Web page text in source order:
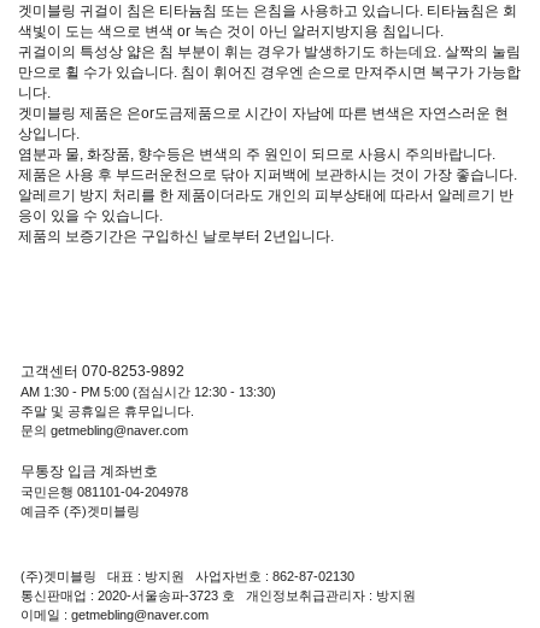
겟미블링 귀걸이 침은 티타늄침 또는 은침을 사용하고 있습니다. 티타늄침은 회
색빛이 도는 색으로 변색 or 녹슨 것이 아닌 알러지방지용 침입니다.
귀걸이의 특성상 얇은 침 부분이 휘는 경우가 발생하기도 하는데요. 살짝의 눌림
만으로 휠 수가 있습니다. 침이 휘어진 경우엔 손으로 만져주시면 복구가 가능합
니다.
겟미블링 제품은 은or도금제품으로 시간이 자남에 따른 변색은 자연스러운 현
상입니다.
염분과 물, 화장품, 향수등은 변색의 주 원인이 되므로 사용시 주의바랍니다.
제품은 사용 후 부드러운천으로 닦아 지퍼백에 보관하시는 것이 가장 좋습니다.
알레르기 방지 처리를 한 제품이더라도 개인의 피부상태에 따라서 알레르기 반
응이 있을 수 있습니다.
제품의 보증기간은 구입하신 날로부터 2년입니다.
고객센터 070-8253-9892
AM 1:30 - PM 5:00 (점심시간 12:30 - 13:30)
주말 및 공휴일은 휴무입니다.
문의 getmebling@naver.com
무통장 입금 계좌번호
국민은행 081101-04-204978
예금주 (주)겟미블링
(주)겟미블링 대표 : 방지원 사업자번호 : 862-87-02130
통신판매업 : 2020-서울송파-3723 호 개인정보취급관리자 : 방지원
이메일 : getmebling@naver.com